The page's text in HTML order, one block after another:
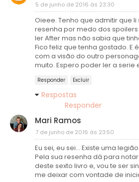
5 de junho de 2016 às 23:30
Oieee. Tenho que admitir que
resenha por medo dos spoilers
ler After mas não sabia que
Fico feliz que tenha gostado. E
com a visão do outro
muito. Espero poder ler a serie
Responder Excluir
Respostas
Responder
Mari Ramos
7 de junho de 2016 às 23:50
Eu sei, eu sei... Existe uma
Pela sua resenha dá para
deste sexto livro e, vou te ser
me deixar com vontade de